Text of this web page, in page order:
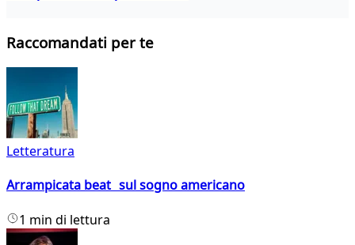
Raccomandati per te
Letteratura
Arrampicata beat sul sogno americano
1 min di lettura